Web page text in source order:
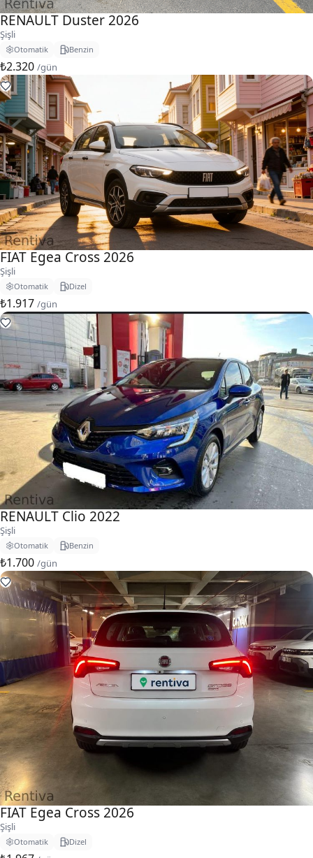
RENAULT Duster 2026
Şişli
Otomatik Benzin
₺2.320 /gün
FIAT Egea Cross 2026
Şişli
Otomatik Dizel
₺1.917 /gün
RENAULT Clio 2022
Şişli
Otomatik Benzin
₺1.700 /gün
FIAT Egea Cross 2026
Şişli
Otomatik Dizel